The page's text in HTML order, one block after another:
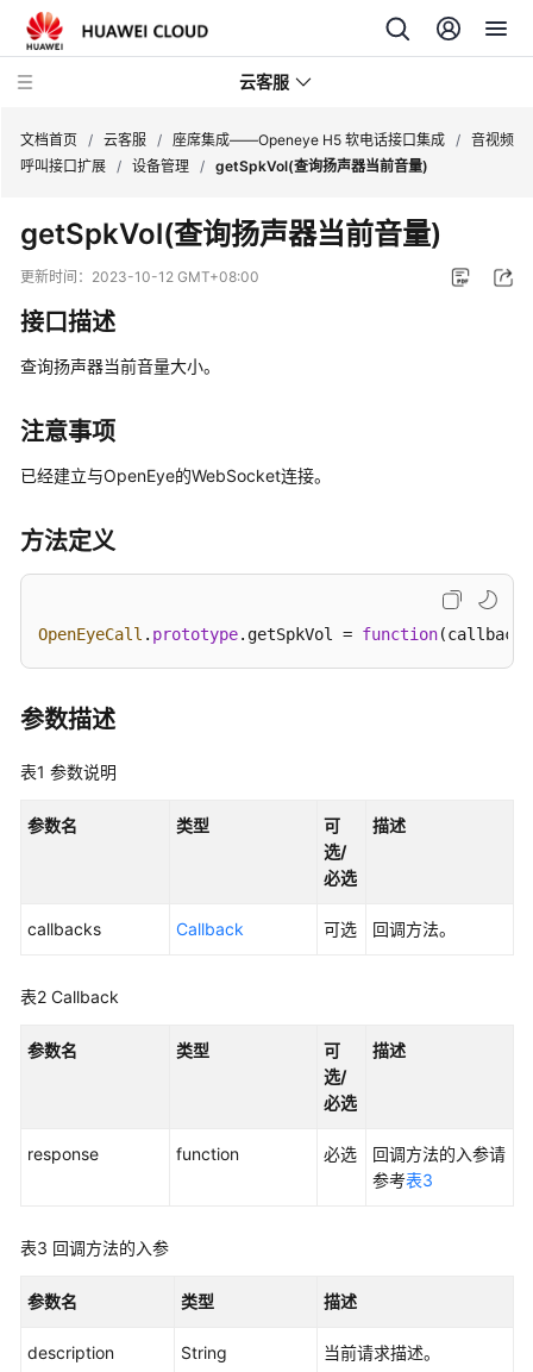
云客服
品
介
速
门
用
指
格
说
发
南
概
户
接
户
文档首页 / 云客服 / 座席集成——Openeye H5 软电话接口集成 / 音视频
呼叫接口扩展 / 设备管理 / getSpkVol(查询扬声器当前音量)
getSpkVol(查询扬声器当前音量)
更新时间： 2023-10-12 GMT+08:00
接口描述
查询扬声器当前音量大小。
注意事项
已经建立与OpenEye的WebSocket连接。
方法定义
OpenEyeCall . prototype. getSpkVol = function(callbacks
参数描述
表1 参数说明
参数名 类型
可
选/
必选
描述
callbacks Callback 可选 回调方法。
表2 Callback
参数名 类型
可
选/
必选
描述
response function 必选
回调方法的入参请
参考表3
表3 回调方法的入参
参数名 类型 描述
description String 当前请求描述。